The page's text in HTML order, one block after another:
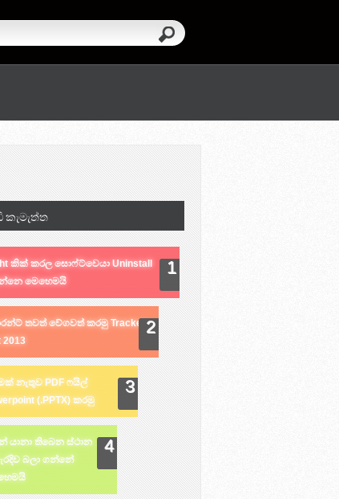
කැමැත්ත
කික් කරල සොෆ්ට්වෙයා Uninstall
මෙහෙමයි
තවත් වේගවත් කරමු Tracker
2013
නැතුව PDF ෆයිල්
(.PPTX) කරමු
යානා තිබෙන ස්ථාන
බලා ගන්නේ